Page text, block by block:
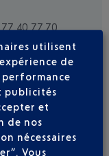
40 77 70
utilisent
de
publicités
et
de nos
nécessaires
Vous